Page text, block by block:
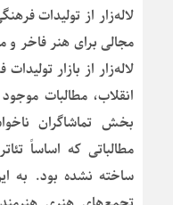
لاله‌زار از تولیدات
مجالی برای هنر فاخر
لاله‌زار از بازار
انقلاب، مطالبات
بخش تماشاگران
مطالباتی که اساساً
ساخته نشده بود. به